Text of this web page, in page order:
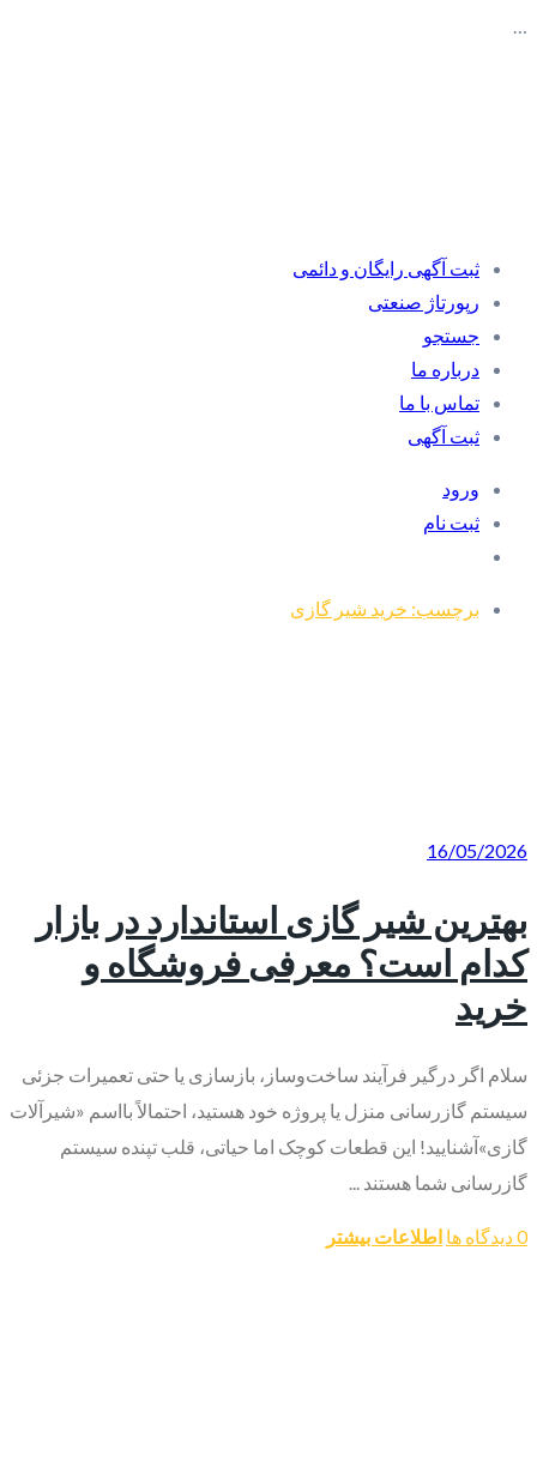
…
ثبت آگهی رایگان و دائمی
رپورتاژ صنعتی
جستجو
درباره ما
تماس با ما
ثبت آگهی
ورود
ثبت نام
برچسب: خرید شیر گازی
16/05/2026
بهترین شیر گازی استاندارد در بازار
کدام است؟ معرفی فروشگاه و
خرید
سلام اگر درگیر فرآیند ساخت‌وساز، بازسازی یا حتی تعمیرات جزئی
سیستم گازرسانی منزل یا پروژه خود هستید، احتمالاً بااسم «شیرآلات
گازی»آشنایید! این قطعات کوچک اما حیاتی، قلب تپنده سیستم
گازرسانی شما هستند ...
0 دیدگاه ها اطلاعات بیشتر